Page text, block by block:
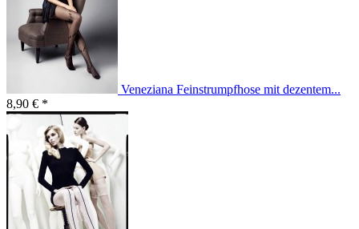
Veneziana Feinstrumpfhose mit dezentem...
8,90 € *